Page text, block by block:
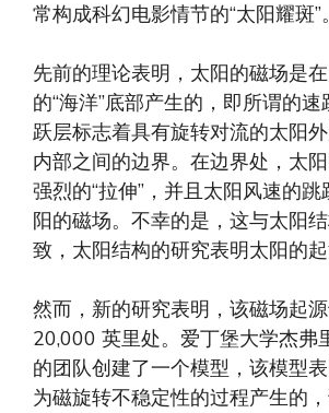
常构成科幻电影情节的“太阳耀斑”。
先前的理论表明，太阳的磁场是
的“海洋”底部产生的，即所谓的
跃层标志着具有旋转对流的太阳
内部之间的边界。在边界处，太
强烈的“拉伸”，并且太阳风速的
阳的磁场。不幸的是，这与太阳
致，太阳结构的研究表明太阳的起
然而，新的研究表明，该磁场起
20,000 英里处。爱丁堡大学杰弗
的团队创​​建了一个模型，该模型
为磁旋转不稳定性的过程产生的